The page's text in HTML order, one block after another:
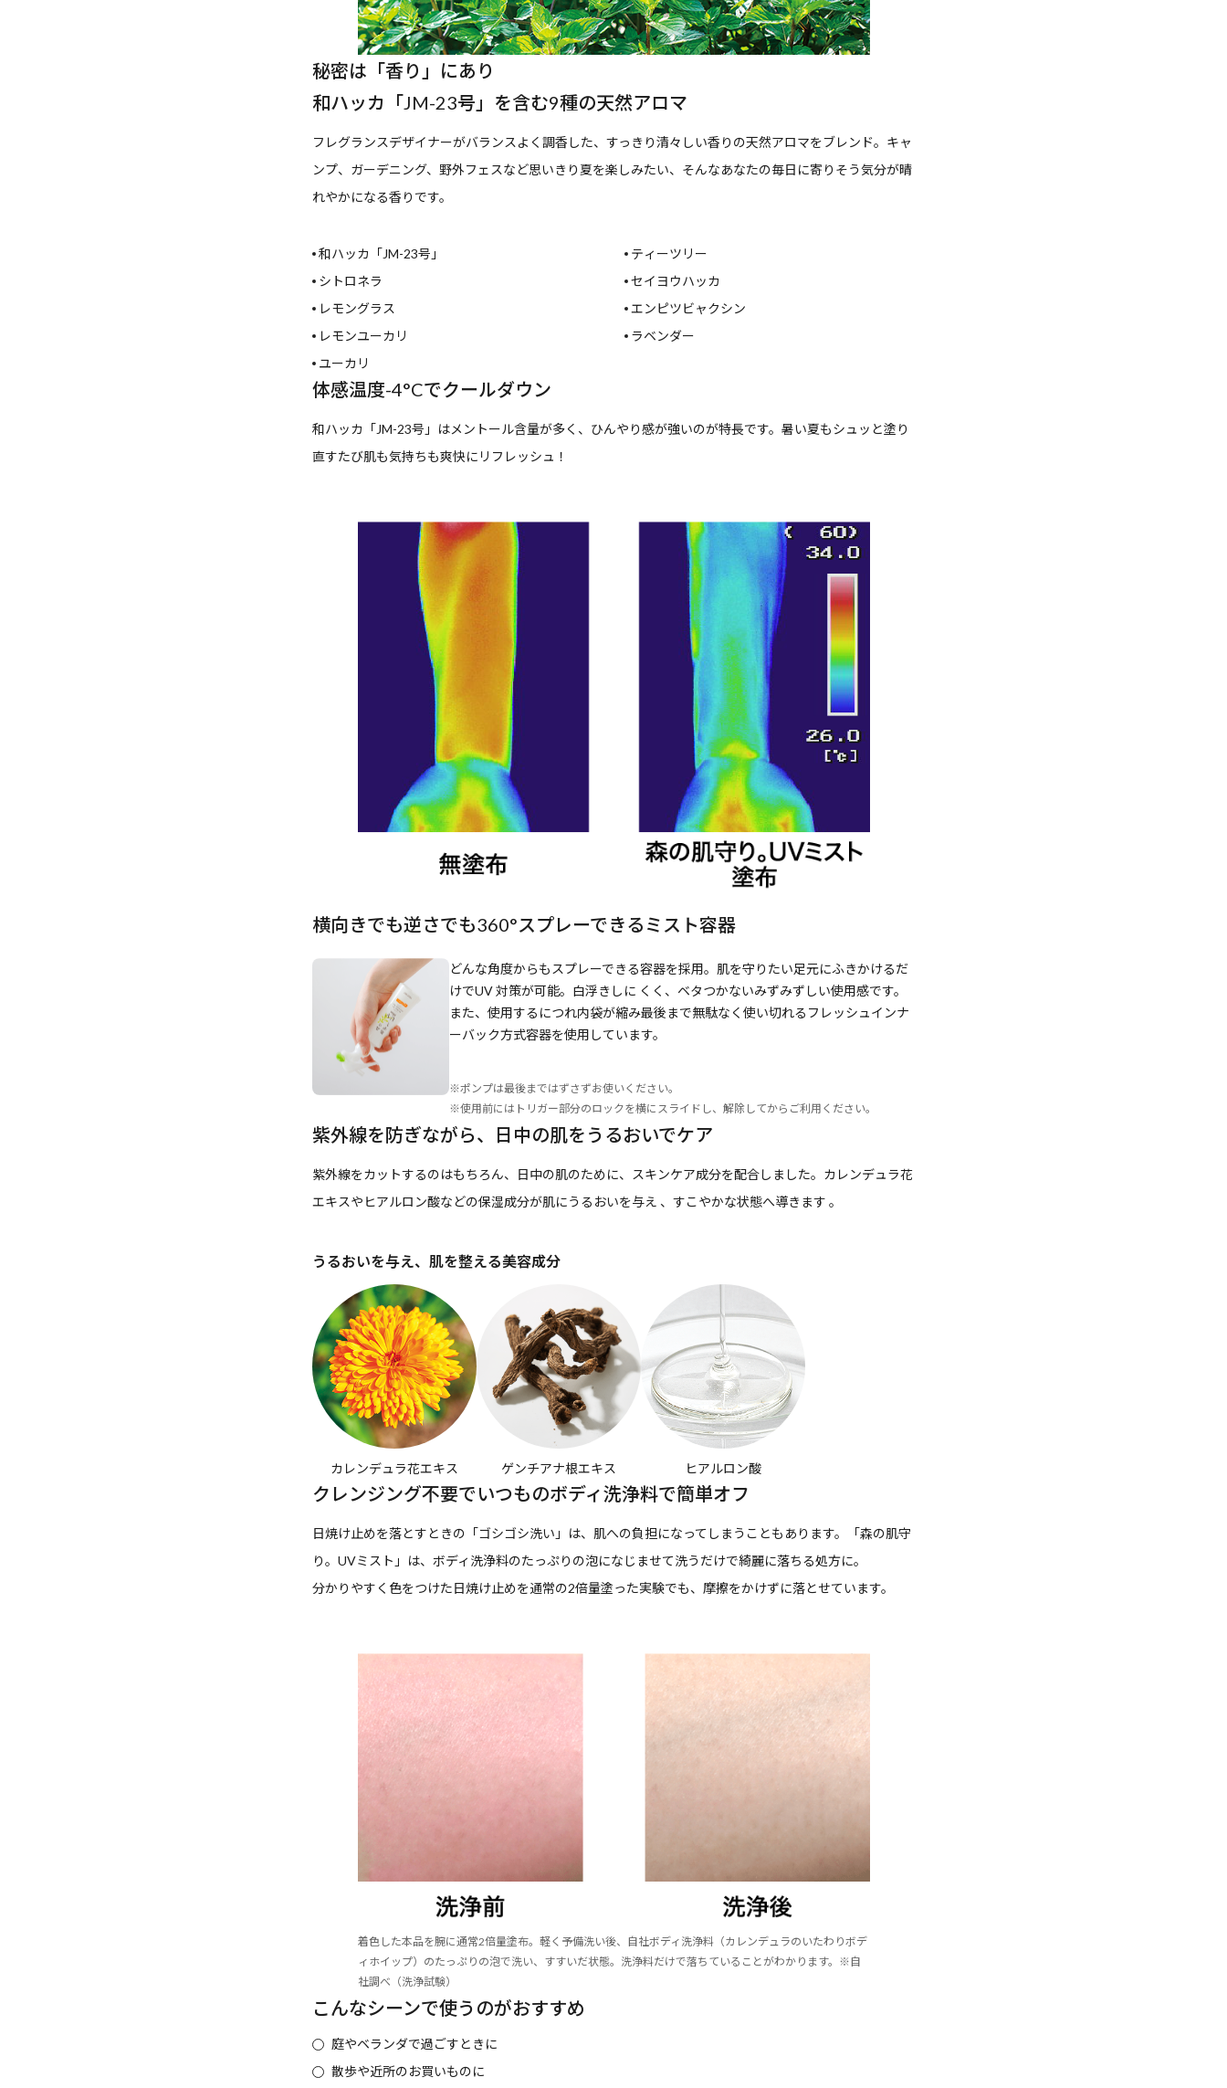
秘密は「香り」にあり
和ハッカ「JM-23号」を含む9種の天然アロマ
フレグランスデザイナーがバランスよく調香した、すっきり清々しい香りの天然アロマをブレンド。キャ
ンプ、ガーデニング、野外フェスなど思いきり夏を楽しみたい、そんなあなたの毎日に寄りそう気分が晴
れやかになる香りです。
和ハッカ「JM-23号」
シトロネラ
レモングラス
レモンユーカリ
ユーカリ
ティーツリー
セイヨウハッカ
エンピツビャクシン
ラベンダー
体感温度-4°Cでクールダウン
和ハッカ「JM-23号」はメントール含量が多く、ひんやり感が強いのが特長です。暑い夏もシュッと塗り
直すたび肌も気持ちも爽快にリフレッシュ！
横向きでも逆さでも360°スプレーできるミスト容器
どんな角度からもスプレーできる容器を採用。肌を守りたい足元にふきかけるだ
けでUV 対策が可能。白浮きしに くく、ベタつかないみずみずしい使用感です。
また、使用するにつれ内袋が縮み最後まで無駄なく使い切れるフレッシュインナ
ーバック方式容器を使用しています。
※ポンプは最後まではずさずお使いください。
※使用前にはトリガー部分のロックを横にスライドし、解除してからご利用ください。
紫外線を防ぎながら、日中の肌をうるおいでケア
紫外線をカットするのはもちろん、日中の肌のために、スキンケア成分を配合しました。カレンデュラ花
エキスやヒアルロン酸などの保湿成分が肌にうるおいを与え 、すこやかな状態へ導きます 。
うるおいを与え、肌を整える美容成分
カレンデュラ花エキス ゲンチアナ根エキス ヒアルロン酸
クレンジング不要でいつものボディ洗浄料で簡単オフ
日焼け止めを落とすときの「ゴシゴシ洗い」は、肌への負担になってしまうこともあります。「森の肌守
り。UVミスト」は、ボディ洗浄料のたっぷりの泡になじませて洗うだけで綺麗に落ちる処方に。
分かりやすく色をつけた日焼け止めを通常の2倍量塗った実験でも、摩擦をかけずに落とせています。
着色した本品を腕に通常2倍量塗布。軽く予備洗い後、自社ボディ洗浄料（カレンデュラのいたわりボデ
ィホイップ）のたっぷりの泡で洗い、すすいだ状態。洗浄料だけで落ちていることがわかります。※自
社調べ（洗浄試験）
こんなシーンで使うのがおすすめ
庭やベランダで過ごすときに
散歩や近所のお買いものに